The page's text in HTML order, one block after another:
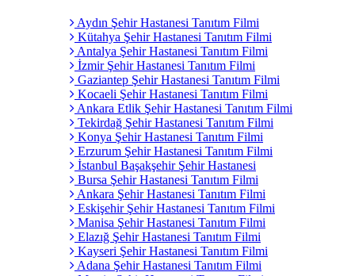
Aydın Şehir Hastanesi Tanıtım Filmi
Kütahya Şehir Hastanesi Tanıtım Filmi
Antalya Şehir Hastanesi Tanıtım Filmi
İzmir Şehir Hastanesi Tanıtım Filmi
Gaziantep Şehir Hastanesi Tanıtım Filmi
Kocaeli Şehir Hastanesi Tanıtım Filmi
Ankara Etlik Şehir Hastanesi Tanıtım Filmi
Tekirdağ Şehir Hastanesi Tanıtım Filmi
Konya Şehir Hastanesi Tanıtım Filmi
Erzurum Şehir Hastanesi Tanıtım Filmi
İstanbul Başakşehir Şehir Hastanesi
Bursa Şehir Hastanesi Tanıtım Filmi
Ankara Şehir Hastanesi Tanıtım Filmi
Eskişehir Şehir Hastanesi Tanıtım Filmi
Manisa Şehir Hastanesi Tanıtım Filmi
Elazığ Şehir Hastanesi Tanıtım Filmi
Kayseri Şehir Hastanesi Tanıtım Filmi
Adana Şehir Hastanesi Tanıtım Filmi